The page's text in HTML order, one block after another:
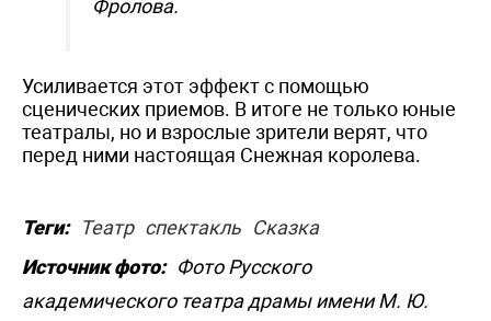
Фролова.
Усиливается этот эффект с помощью
сценических приемов. В итоге не только юные
театралы, но и взрослые зрители верят, что
перед ними настоящая Снежная королева.
Теги: Театр спектакль Сказка
Источник фото: Фото Русского
академического театра драмы имени М. Ю.